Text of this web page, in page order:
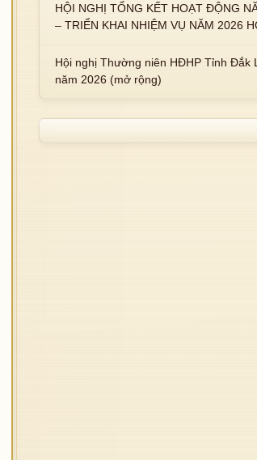
HỘI NGHỊ TỔNG KẾT HOẠT ĐỘNG
– TRIỂN KHAI NHIỆM VỤ NĂM 2026 HỘI ĐỒNG
Hội nghị Thường niên HĐHP Tỉnh Đắk
năm 2026 (mở rộng)